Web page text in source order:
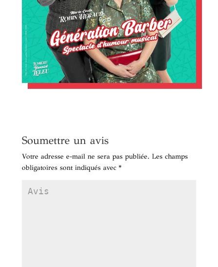
Soumettre un avis
Votre adresse e-mail ne sera pas publiée. Les champs
obligatoires sont indiqués avec *